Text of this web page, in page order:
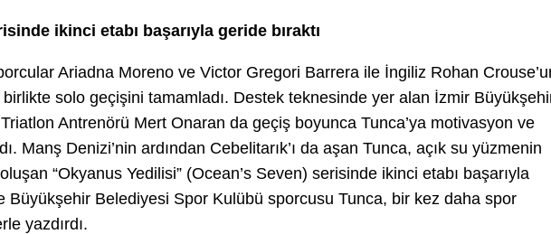
ikinci etabı başarıyla geride bıraktı
Ariadna Moreno ve Victor Gregori Barrera ile İngiliz Rohan
solo geçişini tamamladı. Destek teknesinde yer alan İzmir
Antrenörü Mert Onaran da geçiş boyunca Tunca’ya motivasyon ve
Manş Denizi’nin ardından Cebelitarık’ı da aşan Tunca, açık su yüzmenin
“Okyanus Yedilisi” (Ocean’s Seven) serisinde ikinci etabı başarıyla
Büyükşehir Belediyesi Spor Kulübü sporcusu Tunca, bir kez daha spor
yazdırdı.